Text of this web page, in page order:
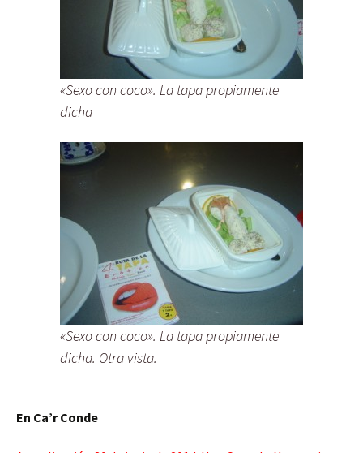
«Sexo con coco». La tapa propiamente
dicha
«Sexo con coco». La tapa propiamente
dicha. Otra vista.
En Ca’r Conde